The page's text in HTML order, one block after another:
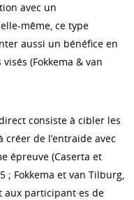
avec un
même, ce type
aussi un bénéfice en
(Fokkema & van
consiste à cibler les
de l’entraide avec
épreuve (Caserta et
; Fokkema et van Tilburg,
aux participant·es de